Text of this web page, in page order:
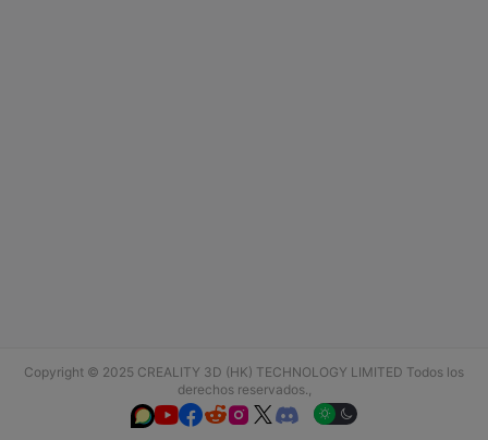
Copyright © 2025 CREALITY 3D (HK) TECHNOLOGY LIMITED Todos los
derechos reservados.,
  